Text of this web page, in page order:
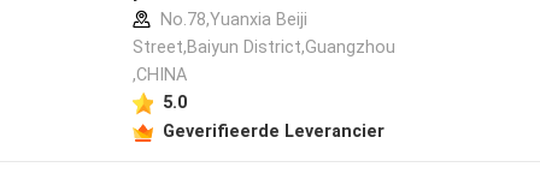
No.78,Yuanxia Beiji
Street,Baiyun District,Guangzhou
,CHINA
5.0
Geverifieerde Leverancier